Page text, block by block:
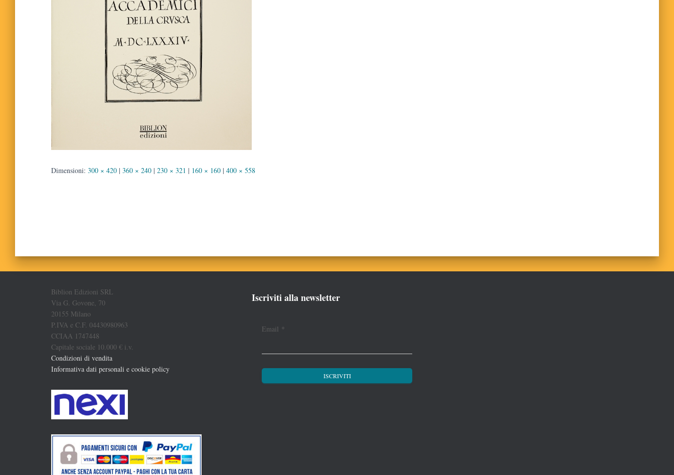
Dimensioni: 300 × 420 | 360 × 240 | 230 × 321 | 160 × 160 | 400 × 558
Biblion Edizioni SRL
Via G. Govone, 70
20155 Milano
P.IVA e C.F. 04430980963
CCIAA 1747448
Capitale sociale 10.000 € i.v.
Condizioni di vendita
Informativa dati personali e cookie policy
Iscriviti alla newsletter
Email *